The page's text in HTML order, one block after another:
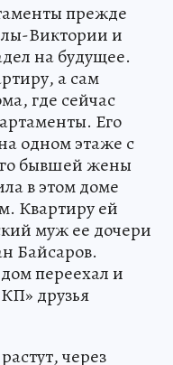
прежде
Виктории и
на будущее.
а сам
где сейчас
Его
одном этаже с
бывшей жены
в этом доме
Квартиру ей
муж ее дочери
Байсаров.
переехал и
друзья
через